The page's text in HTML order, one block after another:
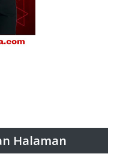
Halaman